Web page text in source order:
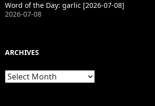
Word of the Day: garlic [2026-07-08]
2026-07-08
ARCHIVES
Archives